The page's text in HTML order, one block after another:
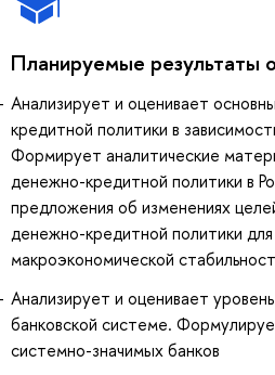
Планируемые результаты
Анализирует и оценивает
кредитной политики в
Формирует аналитические
денежно-кредитной политики в
предложения об изменениях
денежно-кредитной политики
макроэкономической
Анализирует и оценивает
банковской системе.
системно-значимых банков